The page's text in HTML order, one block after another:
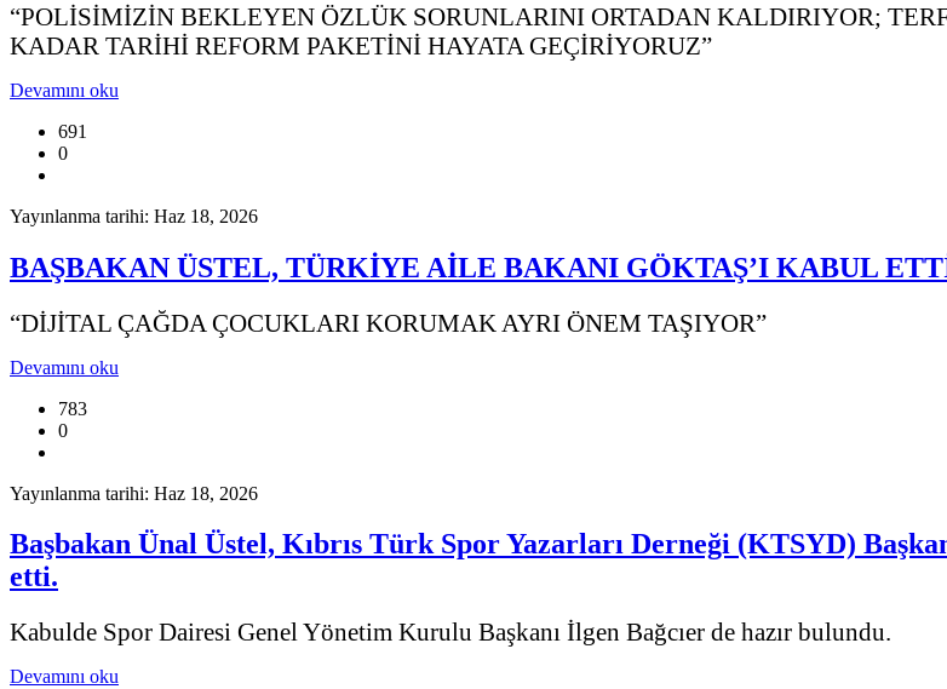
“POLİSİMİZİN BEKLEYEN ÖZLÜK SORUNLARINI ORTADAN KALDIRIYOR;
KADAR TARİHİ REFORM PAKETİNİ HAYATA GEÇİRİYORUZ”
Devamını oku
691
0
Yayınlanma tarihi: Haz 18, 2026
BAŞBAKAN ÜSTEL, TÜRKİYE AİLE BAKANI GÖKTAŞ’I KABUL
“DİJİTAL ÇAĞDA ÇOCUKLARI KORUMAK AYRI ÖNEM TAŞIYOR”
Devamını oku
783
0
Yayınlanma tarihi: Haz 18, 2026
Başbakan Ünal Üstel, Kıbrıs Türk Spor Yazarları Derneği (KTSYD)
etti.
Kabulde Spor Dairesi Genel Yönetim Kurulu Başkanı İlgen Bağcıer de hazır bulundu.
Devamını oku